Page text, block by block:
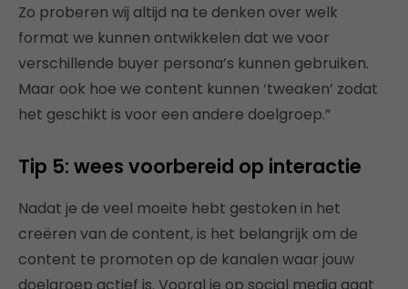
Zo proberen wij altijd na te denken over welk
format we kunnen ontwikkelen dat we voor
verschillende buyer persona’s kunnen gebruiken.
Maar ook hoe we content kunnen ‘tweaken’ zodat
het geschikt is voor een andere doelgroep.”
Tip 5: wees voorbereid op interactie
Nadat je de veel moeite hebt gestoken in het
creëren van de content, is het belangrijk om de
content te promoten op de kanalen waar jouw
doelgroep actief is. Vooral je op social media gaat